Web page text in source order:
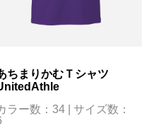
ちまりかむＴシャツ
ラー数：34 | サイズ数：